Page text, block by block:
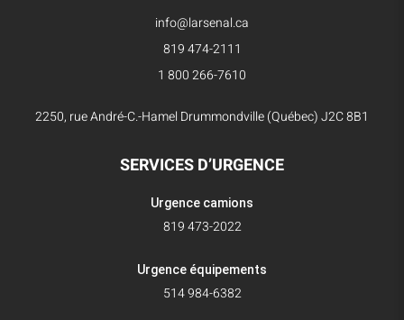
info@larsenal.ca
819 474-2111
1 800 266-7610
2250, rue André-C.-Hamel Drummondville (Québec) J2C 8B1
SERVICES D’URGENCE
Urgence camions
819 473-2022
Urgence équipements
514 984-6382